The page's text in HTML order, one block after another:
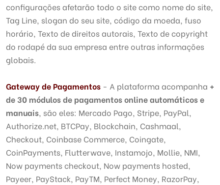
configurações afetarão todo o site como nome do site,
Tag Line, slogan do seu site, código da moeda, fuso
horário, Texto de direitos autorais, Texto de copyright
do rodapé da sua empresa entre outras informações
globais.
Gateway de Pagamentos - A plataforma acompanha +
de 30 módulos de pagamentos online automáticos e
manuais , são eles: Mercado Pago, Stripe, PayPal,
Authorize.net, BTCPay, Blockchain, Cashmaal,
Checkout, Coinbase Commerce, Coingate,
CoinPayments, Flutterwave, Instamojo, Mollie, NMI,
Now payments checkout, Now payments hosted,
Payeer, PayStack, PayTM, Perfect Money, RazorPay,